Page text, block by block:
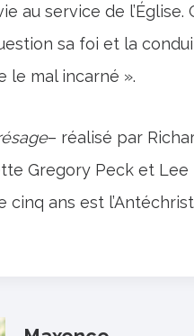
au service de
sa foi et la
le mal incarné ».
– réalisé par
Gregory Peck et Lee
cinq ans est